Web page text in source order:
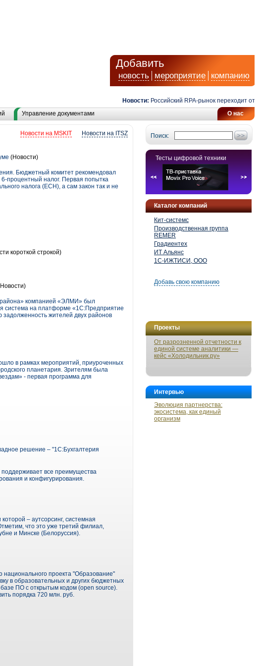
Добавить
новость мероприятие компанию
Новости: Российский RPA-рынок переходит от
О нас
Управление документами
Поиск:
Тесты цифровой техники
Каталог компаний
Кит-системс
Производственная группа
REMER
Градиентех
ИТ Альянс
1С-ИЖТИСИ, ООО
Добавь свою компанию
Проекты
От разрозненной отчетности к
единой системе аналитики —
кейс «Холодильник.ру»
Интервью
Эволюция партнерства:
экосистема, как единый
организм
Новости на ITSZ
Новости на MSKIT
(Новости)
Бюджетный комитет рекомендовал
процентный налог. Первая попытка
налога (ЕСН), а сам закон так и не
короткой строкой)
компанией «ЭЛМИ» был
система на платформе «1С:Предприятие
жителей двух районов
в рамках мероприятий, приуроченных
планетария. Зрителям была
- первая программа для
решение – "1С:Бухгалтерия
все преимущества
и конфигурирования.
– аутсорсинг, системная
что это уже третий филиал,
и Минске (Белоруссия).
национального проекта "Образование"
в образовательных и других бюджетных
базе ПО с открытым кодом (open source).
порядка 720 млн. руб.